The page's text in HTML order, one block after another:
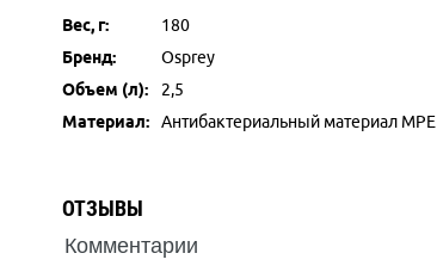
Вес, г:
180
Бренд:
Osprey
Объем (л):
2,5
Материал:
Антибактериальный материал MPE
ОТЗЫВЫ
Комментарии